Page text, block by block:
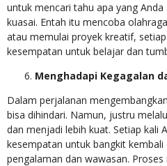
untuk mencari tahu apa yang Anda
kuasai. Entah itu mencoba
atau memulai proyek kreatif,
kesempatan untuk belajar dan
Menghadapi Kegagalan
Dalam perjalanan
bisa dihindari. Namun, justru
dan menjadi lebih kuat. Setiap kali
kesempatan untuk bangkit kembali
pengalaman dan wawasan.